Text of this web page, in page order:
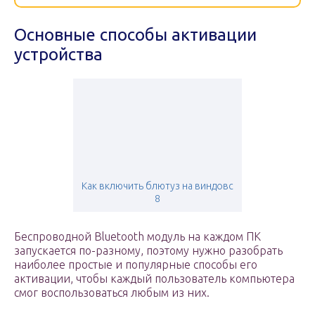
Основные способы активации
устройства
Как включить блютуз на виндовс
8
Беспроводной Bluetooth модуль на каждом ПК
запускается по-разному, поэтому нужно разобрать
наиболее простые и популярные способы его
активации, чтобы каждый пользователь компьютера
смог воспользоваться любым из них.